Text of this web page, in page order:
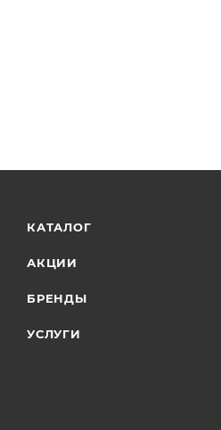
КАТАЛОГ
АКЦИИ
БРЕНДЫ
УСЛУГИ